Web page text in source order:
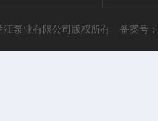
江泵业有限公司版权所有 备案号